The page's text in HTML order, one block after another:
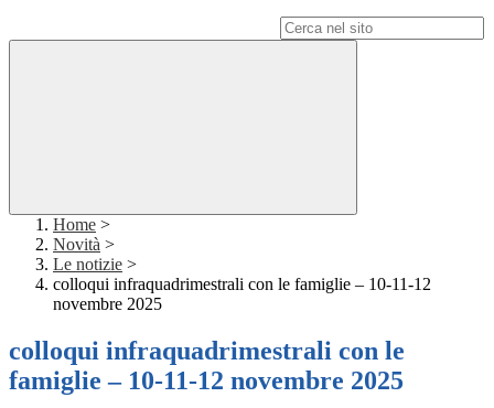
Home >
Novità >
Le notizie >
colloqui infraquadrimestrali con le famiglie – 10-11-12
novembre 2025
colloqui infraquadrimestrali con le
famiglie – 10-11-12 novembre 2025